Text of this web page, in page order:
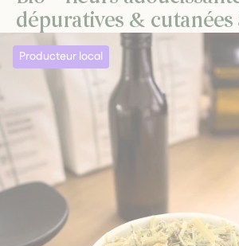
dépuratives & cutanées